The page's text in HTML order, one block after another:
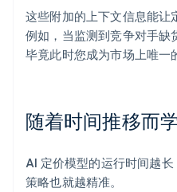
这些附加的上下文信息能让
例如，当监测到竞争对手缺
毕竟此时您成为市场上唯一
随着时间推移而
AI 定价模型的运行时间越
策略也就越精准。